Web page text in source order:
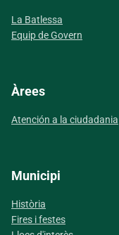
La Batlessa
Equip de Govern
Àrees
Atención a la ciudadania
Municipi
Història
Fires i festes